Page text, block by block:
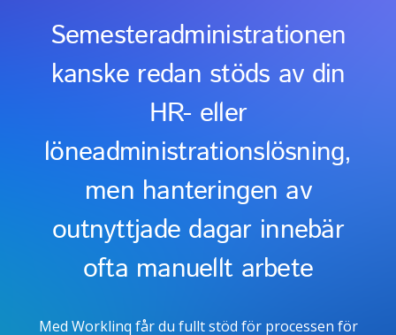
Semesteradministrationen
kanske redan stöds av din
HR- eller
löneadministrationslösning,
men hanteringen av
outnyttjade dagar innebär
ofta manuellt arbete
Med Worklinq får du fullt stöd för processen för